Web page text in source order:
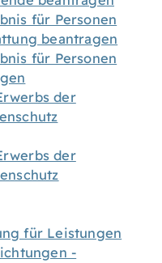
für Personen
beantragen
für Personen
der
der
für Leistungen
-